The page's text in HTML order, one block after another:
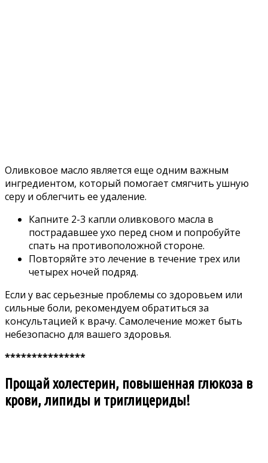
Оливковое масло является еще одним важным
ингредиентом, который помогает смягчить ушную
серу и облегчить ее удаление.
Капните 2-3 капли оливкового масла в
пострадавшее ухо перед сном и попробуйте
спать на противоположной стороне.
Повторяйте это лечение в течение трех или
четырех ночей подряд.
Если у вас серьезные проблемы со здоровьем или
сильные боли, рекомендуем обратиться за
консультацией к врачу. Самолечение может быть
небезопасно для вашего здоровья.
***************
Прощай холестерин, повышенная глюкоза в
крови, липиды и триглицериды!